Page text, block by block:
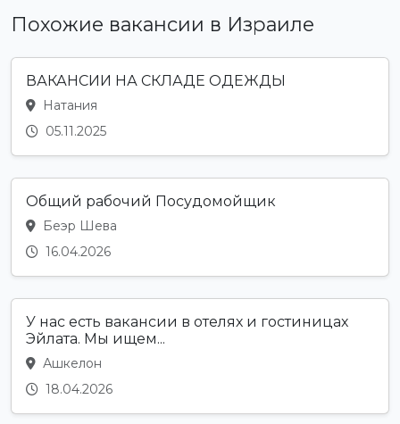
Похожие вакансии в Израиле
ВАКАНСИИ НА СКЛАДЕ ОДЕЖДЫ
Натания
05.11.2025
Общий рабочий Посудомойщик
Беэр Шева
16.04.2026
У нас есть вакансии в отелях и гостиницах
Эйлата. Мы ищем...
Ашкелон
18.04.2026